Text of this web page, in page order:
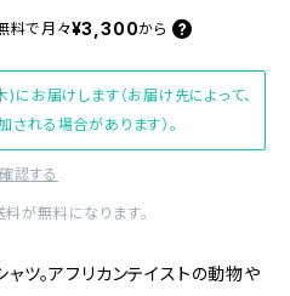
料で月々¥3,300から
お届けします（お届け先によって、
れる場合があります）。
認する
が無料になります。
ツ。アフリカンテイストの動物や